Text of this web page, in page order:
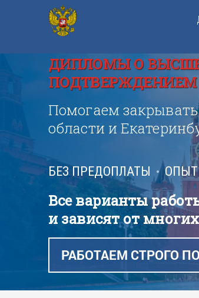
ДИПЛОМЫ О
ПОДТВЕРЖДЕНИЕМ
Помогаем
области и
БЕЗ ПРЕДОПЛАТЫ ОПЫТ
Все варианты
и зависят от
РАБОТАЕМ СТРОГО